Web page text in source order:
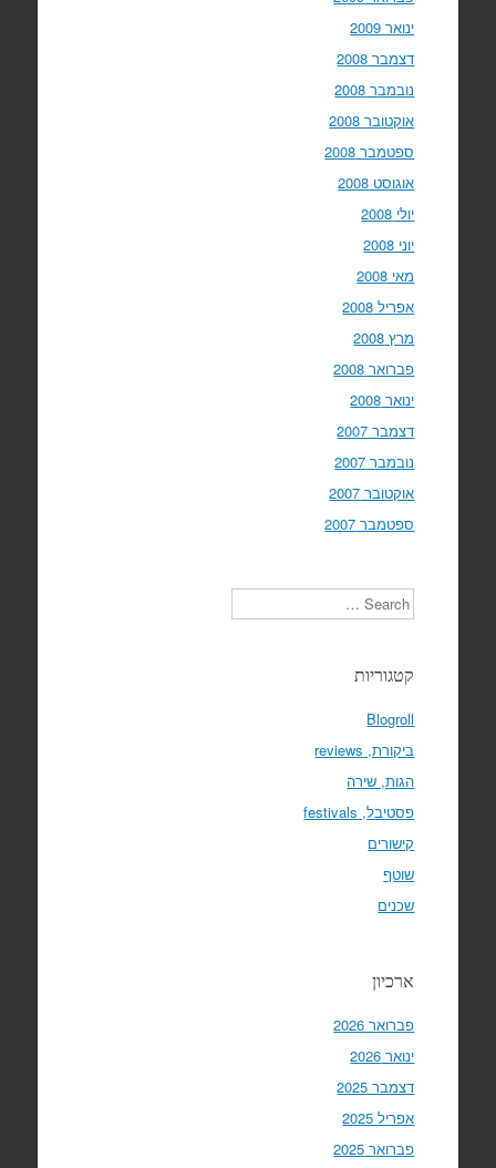
ינואר 2009
דצמבר 2008
נובמבר 2008
אוקטובר 2008
ספטמבר 2008
אוגוסט 2008
יולי 2008
יוני 2008
מאי 2008
אפריל 2008
מרץ 2008
פברואר 2008
ינואר 2008
דצמבר 2007
נובמבר 2007
אוקטובר 2007
ספטמבר 2007
Search
קטגוריות
Blogroll
ביקורת, reviews
הגות, שירה
פסטיבל, festivals
קישורים
שוטף
שכנים
ארכיון
פברואר 2026
ינואר 2026
דצמבר 2025
אפריל 2025
פברואר 2025